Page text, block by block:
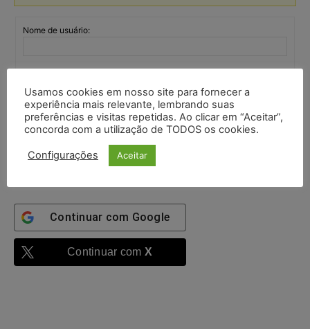
Nome de usuário:
Mantenha-me
autenticado
Entrar
Continuar com Google
Continuar com X
Usamos cookies em nosso site para fornecer a
experiência mais relevante, lembrando suas
preferências e visitas repetidas. Ao clicar em “Aceitar”,
concorda com a utilização de TODOS os cookies.
Configurações Aceitar